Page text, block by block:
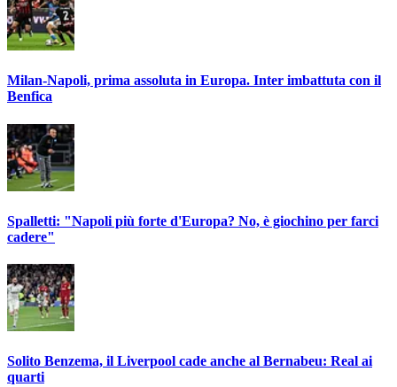
Milan-Napoli, prima assoluta in Europa. Inter imbattuta con il
Benfica
Spalletti: "Napoli più forte d'Europa? No, è giochino per farci
cadere"
Solito Benzema, il Liverpool cade anche al Bernabeu: Real ai
quarti